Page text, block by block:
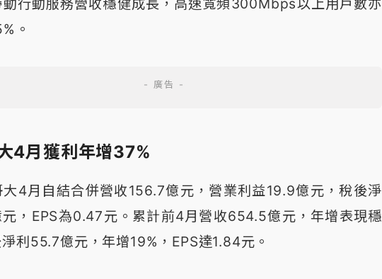
行動服務營收穩健成長，高速寬頻300Mbps以上用戶數亦
。
4月獲利年增37%
大4月自結合併營收156.7億元，營業利益19.9億元，稅後淨
，EPS為0.47元。累計前4月營收654.5億元，年增表現穩
利55.7億元，年增19%，EPS達1.84元。